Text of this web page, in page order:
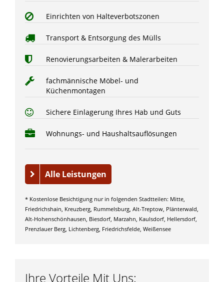
Einrichten von Halteverbotszonen
Transport & Entsorgung des Mülls
Renovierungsarbeiten & Malerarbeiten
fachmännische Möbel- und
Küchenmontagen
Sichere Einlagerung Ihres Hab und Guts
Wohnungs- und Haushaltsauflösungen
Alle Leistungen
* Kostenlose Besichtigung nur in folgenden Stadtteilen: Mitte,
Friedrichshain, Kreuzberg, Rummelsburg, Alt-Treptow, Plänterwald,
Alt-Hohenschönhausen, Biesdorf, Marzahn, Kaulsdorf, Hellersdorf,
Prenzlauer Berg, Lichtenberg, Friedrichsfelde, Weißensee
Ihre Vorteile Mit Uns: